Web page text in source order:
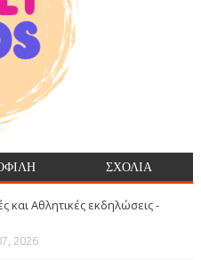
ΣΧΟΛΙΑ
και Αθλητικές εκδηλώσεις -
2026